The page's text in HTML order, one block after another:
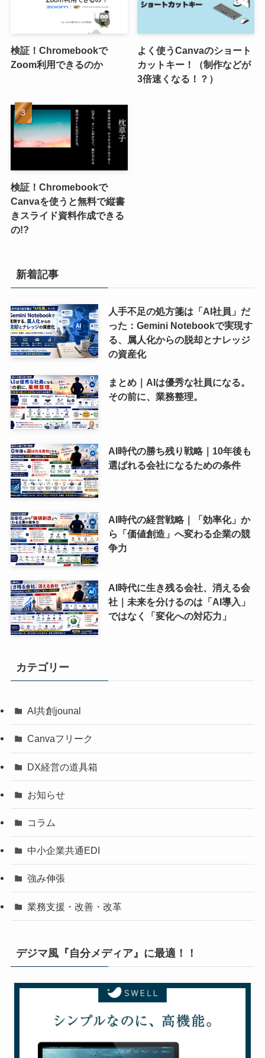
検証！Chromebookで
Zoom利用できるのか
よく使うCanvaのショート
カットキー！（制作などが
3倍速くなる！？）
検証！Chromebookで
Canvaを使うと無料で縦書
きスライド資料作成できる
の!?
新着記事
人手不足の処方箋は「AI社員」だ
った：Gemini Notebookで実現す
る、属人化からの脱却とナレッジ
の資産化
まとめ｜AIは優秀な社員になる。
その前に、業務整理。
AI時代の勝ち残り戦略｜10年後も
選ばれる会社になるための条件
AI時代の経営戦略｜「効率化」か
ら「価値創造」へ変わる企業の競
争力
AI時代に生き残る会社、消える会
社｜未来を分けるのは「AI導入」
ではなく「変化への対応力」
カテゴリー
AI共創jounal
Canvaフリーク
DX経営の道具箱
お知らせ
コラム
中小企業共通EDI
強み伸張
業務支援・改善・改革
デジマ風『自分メディア』に最適！！